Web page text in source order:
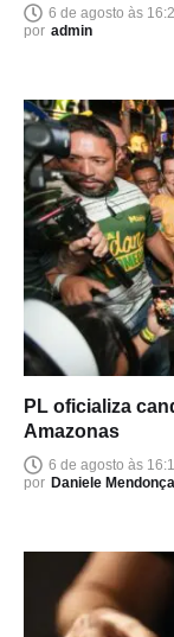
6 de agosto às
por admin
PL oficializa
Amazonas
6 de agosto às
por Daniele Mendonça